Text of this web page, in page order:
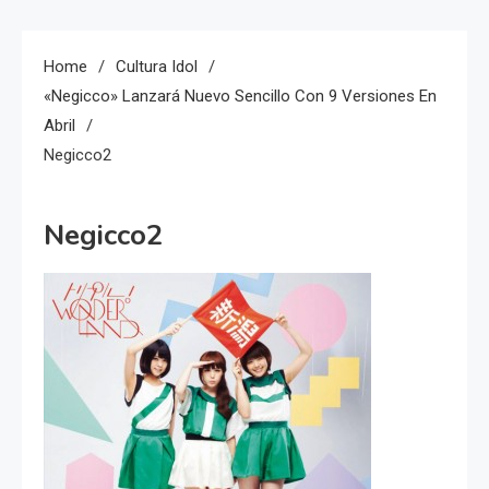
Home
Cultura Idol
«Negicco» Lanzará Nuevo Sencillo Con 9 Versiones En
Abril
Negicco2
Negicco2